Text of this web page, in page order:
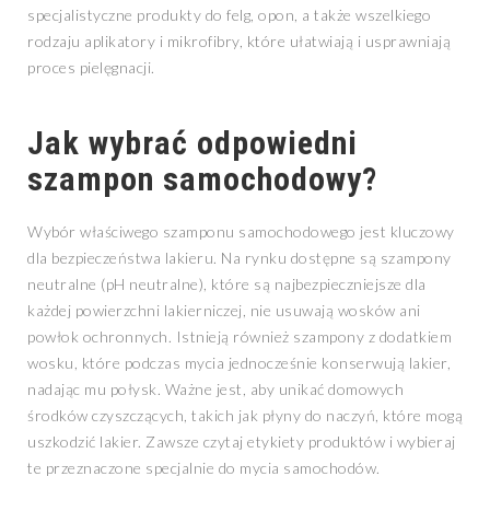
specjalistyczne produkty do felg, opon, a także wszelkiego
rodzaju aplikatory i mikrofibry, które ułatwiają i usprawniają
proces pielęgnacji.
Jak wybrać odpowiedni
szampon samochodowy?
Wybór właściwego szamponu samochodowego jest kluczowy
dla bezpieczeństwa lakieru. Na rynku dostępne są szampony
neutralne (pH neutralne), które są najbezpieczniejsze dla
każdej powierzchni lakierniczej, nie usuwają wosków ani
powłok ochronnych. Istnieją również szampony z dodatkiem
wosku, które podczas mycia jednocześnie konserwują lakier,
nadając mu połysk. Ważne jest, aby unikać domowych
środków czyszczących, takich jak płyny do naczyń, które mogą
uszkodzić lakier. Zawsze czytaj etykiety produktów i wybieraj
te przeznaczone specjalnie do mycia samochodów.